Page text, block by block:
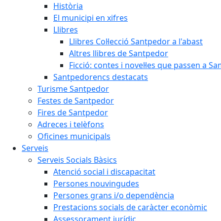
Història
El municipi en xifres
Llibres
Llibres Col·lecció Santpedor a l'abast
Altres llibres de Santpedor
Ficció: contes i novel·les que passen a
Santpedorencs destacats
Turisme Santpedor
Festes de Santpedor
Fires de Santpedor
Adreces i telèfons
Oficines municipals
Serveis
Serveis Socials Bàsics
Atenció social i discapacitat
Persones nouvingudes
Persones grans i/o dependència
Prestacions socials de caràcter econòmic